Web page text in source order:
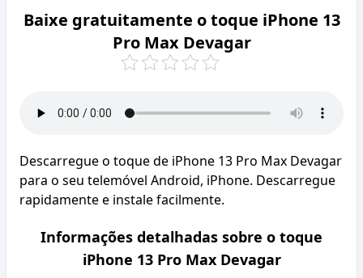
Baixe gratuitamente o toque iPhone 13
Pro Max Devagar
Descarregue o toque de iPhone 13 Pro Max Devagar
para o seu telemóvel Android, iPhone. Descarregue
rapidamente e instale facilmente.
Informações detalhadas sobre o toque
iPhone 13 Pro Max Devagar